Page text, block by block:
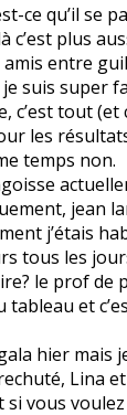
ce qu’il se
plus
entre
suis super
tout (et
les
temps non.
jean
j’étais
tous les
le prof de
et
hier mais
Lina
si vous